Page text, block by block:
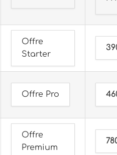
Offre
Starter
Offre Pro
Offre
Premium